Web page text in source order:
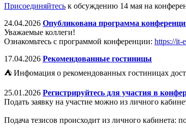
Присоединяйтесь к обсуждению 14 мая на
24.04.2026 Опубликована программа
Уважаемые коллеги!
Ознакомьтесь с программой конференции: https://it-
17.04.2026 Рекомендованные гостиницы
⛺ Инфомация о рекомендованных гостиницах
25.01.2026 Регистрируйтесь для участия в
Подать заявку на участие можно из личного
Подача тезисов происходит из личного кабинета: